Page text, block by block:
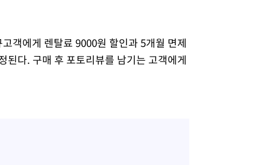
객에게 렌탈료 9000원 할인과 5개월 면제
된다. 구매 후 포토리뷰를 남기는 고객에게
7
프로야구 9일까지 폭염 취소…11일 재
후 7시 시작(종합)